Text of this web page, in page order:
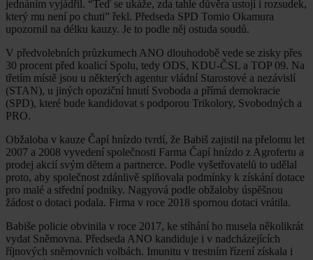
jednáním vyjádřil. “Teď se ukáže, zda tahle důvěra ustojí i rozsudek,
který mu není po chuti” řekl. Předseda SPD Tomio Okamura
upozornil na délku kauzy. Je to podle něj ostuda soudů.
V předvolebních průzkumech ANO dlouhodobě vede se zisky přes
30 procent před koalicí Spolu, tedy ODS, KDU-ČSL a TOP 09. Na
třetím místě jsou u některých agentur vládní Starostové a nezávislí
(STAN), u jiných opoziční hnutí Svoboda a přímá demokracie
(SPD), které bude kandidovat s podporou Trikolory, Svobodných a
PRO.
Obžaloba v kauze Čapí hnízdo tvrdí, že Babiš zajistil na přelomu let
2007 a 2008 vyvedení společnosti Farma Čapí hnízdo z Agrofertu a
prodej akcií svým dětem a partnerce. Podle vyšetřovatelů to udělal
proto, aby společnost zdánlivě splňovala podmínky k získání dotace
pro malé a střední podniky. Nagyová podle obžaloby úspěšnou
žádost o dotaci podala. Firma v roce 2018 spornou dotaci vrátila.
Babiše policie obvinila v roce 2017, ke stíhání ho musela několikrát
vydat Sněmovna. Předseda ANO kandiduje i v nadcházejících
říjnových sněmovních volbách. Imunitu v trestním řízení získala i